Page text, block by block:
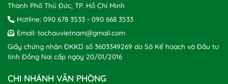
Thành Phố Thủ Đức, TP. Hồ Chí Minh
Hotline: 090 678 3533 - 090 668 3533
Email: tochauvietnam@gmail.com
Giấy chứng nhận ĐKKD số 3603349269 do Sở Kế hoạch và Đầu tư
tỉnh Đồng Nai cấp ngày 20/01/2016
CHI NHÁNH VĂN PHÒNG